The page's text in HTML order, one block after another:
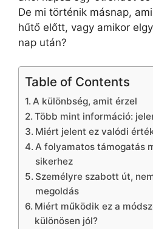
De mi történik másnap,
hűtő előtt, vagy amikor
nap után?
Table of Contents
A különbség, amit érzel
Több mint információ:
Miért jelent ez valódi
A folyamatos támogatás
sikerhez
Személyre szabott út,
megoldás
Miért működik ez a
különösen jól?